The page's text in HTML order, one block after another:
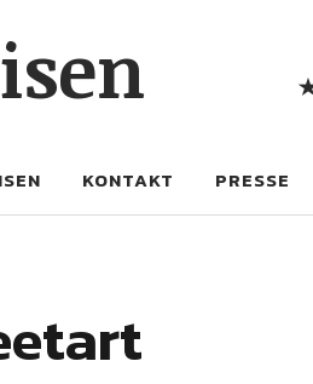
KONTAKT PRESSE